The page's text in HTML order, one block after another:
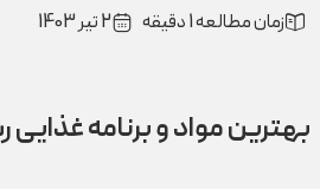
زمان مطالعه 1 دقیقه 2 تیر 1403
بهترین مواد و برنامه